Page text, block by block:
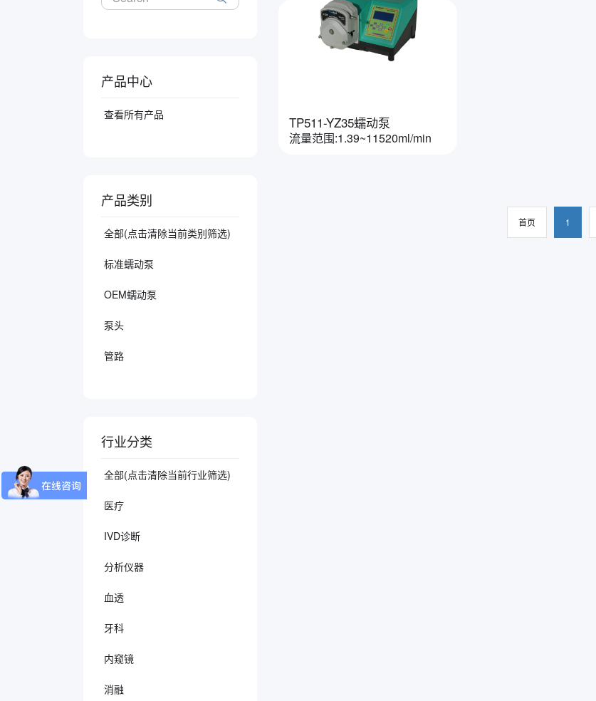
产品中心
查看所有产品
产品类别
全部(点击清除当前类别筛选)
标准蠕动泵
OEM蠕动泵
泵头
管路
行业分类
全部(点击清除当前行业筛选)
医疗
IVD诊断
分析仪器
血透
牙科
内窥镜
消融
TP511-YZ35蠕动泵
流量范围:1.39~11520ml/min
首页 1